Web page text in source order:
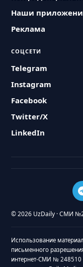
Наши
Реклама
СОЦСЕТИ
Telegram
Instagram
Facebook
Twitter/X
LinkedIn
© 2026 UzDaily · СМИ
Использование
письменного
интернет-СМИ № 248510